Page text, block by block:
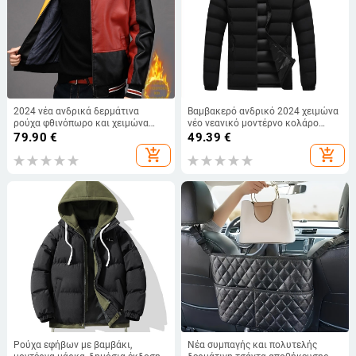
2024 νέα ανδρικά δερμάτινα
ρούχα φθινόπωρο και χειμώνα
επαγγελματικά casual PU
δερμάτινο κολάρο αντίθεση
χρώματος μόδας δερμάτινο
79.90 €
add_shopping_cart
Βαμβακερό ανδρικό 2024 χειμώνα
νέο νεανικό μοντέρνο κολάρο
casual βαμβακερό μπουφάν ζεστό
plus size παλτό κατασκευαστές
χονδρικής
49.39 €
add_shopping_cart
Ρούχα εφήβων με βαμβάκι,
Νέα συμπαγής και πολυτελής